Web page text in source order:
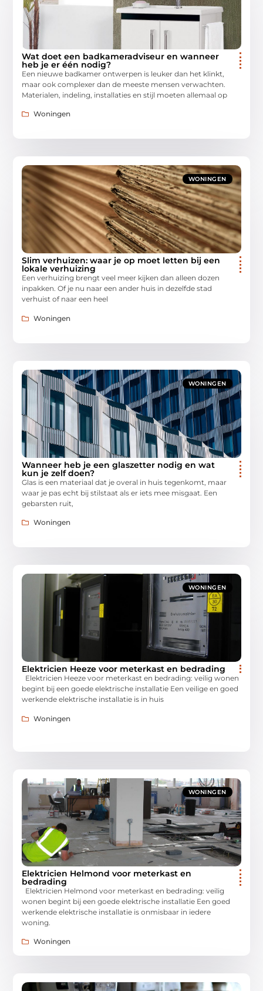
Wat doet een badkameradviseur en wanneer
heb je er één nodig?
Een nieuwe badkamer ontwerpen is leuker dan het klinkt,
maar ook complexer dan de meeste mensen verwachten.
Materialen, indeling, installaties en stijl moeten allemaal op
Woningen
WONINGEN
Slim verhuizen: waar je op moet letten bij een
lokale verhuizing
Een verhuizing brengt veel meer kijken dan alleen dozen
inpakken. Of je nu naar een ander huis in dezelfde stad
verhuist of naar een heel
Woningen
WONINGEN
Wanneer heb je een glaszetter nodig en wat
kun je zelf doen?
Glas is een materiaal dat je overal in huis tegenkomt, maar
waar je pas echt bij stilstaat als er iets mee misgaat. Een
gebarsten ruit,
Woningen
WONINGEN
Elektricien Heeze voor meterkast en bedrading
Elektricien Heeze voor meterkast en bedrading: veilig wonen
begint bij een goede elektrische installatie Een veilige en goed
werkende elektrische installatie is in huis
Woningen
WONINGEN
Elektricien Helmond voor meterkast en
bedrading
Elektricien Helmond voor meterkast en bedrading: veilig
wonen begint bij een goede elektrische installatie Een goed
werkende elektrische installatie is onmisbaar in iedere
woning.
Woningen